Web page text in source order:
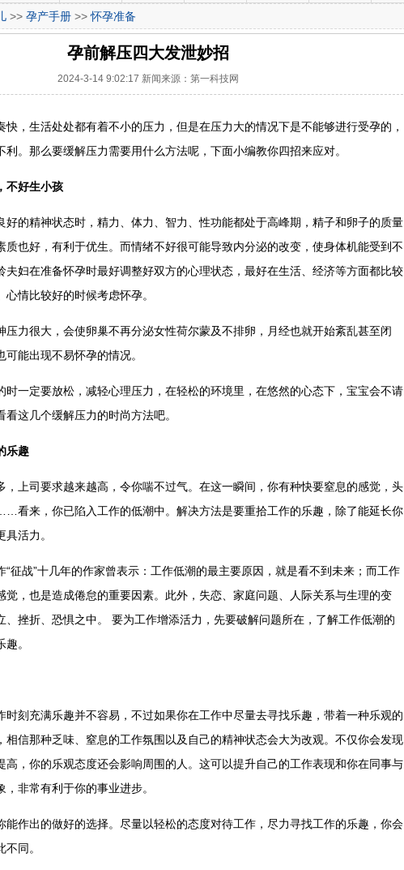
>> 孕产手册 >>怀孕准备
孕前解压四大发泄妙招
2024-3-14 9:02:17 新闻来源：第一科技网
生活处处都有着不小的压力，但是在压力大的情况下是不能够进行受孕的，
利。那么要缓解压力需要用什么方法呢，下面小编教你四招来应对。
好生小孩
的精神状态时，精力、体力、智力、性功能都处于高峰期，精子和卵子的质量
质也好，有利于优生。而情绪不好很可能导致内分泌的改变，使身体机能受到不
夫妇在准备怀孕时最好调整好双方的心理状态，最好在生活、经济等方面都比较
情比较好的时候考虑怀孕。
力很大，会使卵巢不再分泌女性荷尔蒙及不排卵，月经也就开始紊乱甚至闭
能出现不易怀孕的情况。
一定要放松，减轻心理压力，在轻松的环境里，在悠然的心态下，宝宝会不请
看这几个缓解压力的时尚方法吧。
趣
上司要求越来越高，令你喘不过气。在这一瞬间，你有种快要窒息的感觉，头
看来，你已陷入工作的低潮中。解决方法是要重拾工作的乐趣，除了能延长你
活力。
战”十几年的作家曾表示：工作低潮的最主要原因，就是看不到未来；而工作
觉，也是造成倦怠的重要因素。此外，失恋、家庭问题、人际关系与生理的变
、挫折、恐惧之中。 要为工作增添活力，先要破解问题所在，了解工作低潮的
。
刻充满乐趣并不容易，不过如果你在工作中尽量去寻找乐趣，带着一种乐观的
相信那种乏味、窒息的工作氛围以及自己的精神状态会大为改观。不仅你会发现
高，你的乐观态度还会影响周围的人。这可以提升自己的工作表现和你在同事与
非常有利于你的事业进步。
作出的做好的选择。尽量以轻松的态度对待工作，尽力寻找工作的乐趣，你会
同。